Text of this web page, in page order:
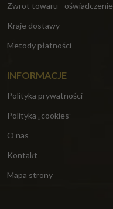
Zwrot towaru - oświadczenie
Kraje dostawy
Metody płatności
INFORMACJE
Polityka prywatności
Polityka „cookies”
O nas
Kontakt
Mapa strony